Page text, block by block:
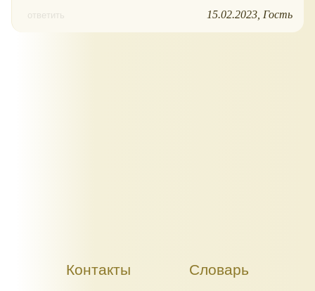
ответить 15.02.2023 Гость
Контакты Словарь